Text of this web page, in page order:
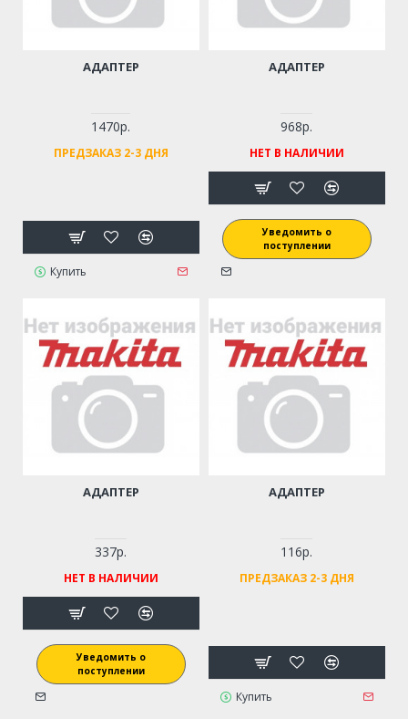
АДАПТЕР
1470р.
ПРЕДЗАКАЗ 2-3 ДНЯ
Купить
АДАПТЕР
968р.
НЕТ В НАЛИЧИИ
Уведомить о
поступлении
АДАПТЕР
337р.
НЕТ В НАЛИЧИИ
Уведомить о
поступлении
АДАПТЕР
116р.
ПРЕДЗАКАЗ 2-3 ДНЯ
Купить